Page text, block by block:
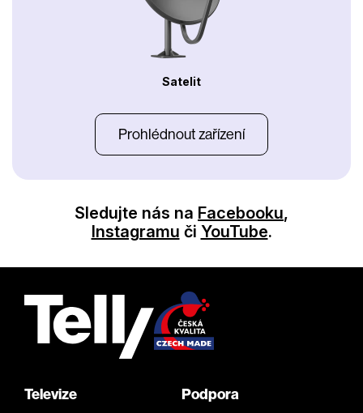
Satelit
Prohlédnout zařízení
Sledujte nás na Facebooku,
Instagramu či YouTube.
Televize Podpora